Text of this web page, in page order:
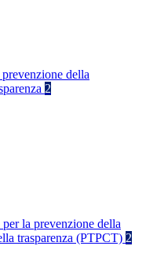
della
2
la prevenzione della
trasparenza (PTPCT) 2